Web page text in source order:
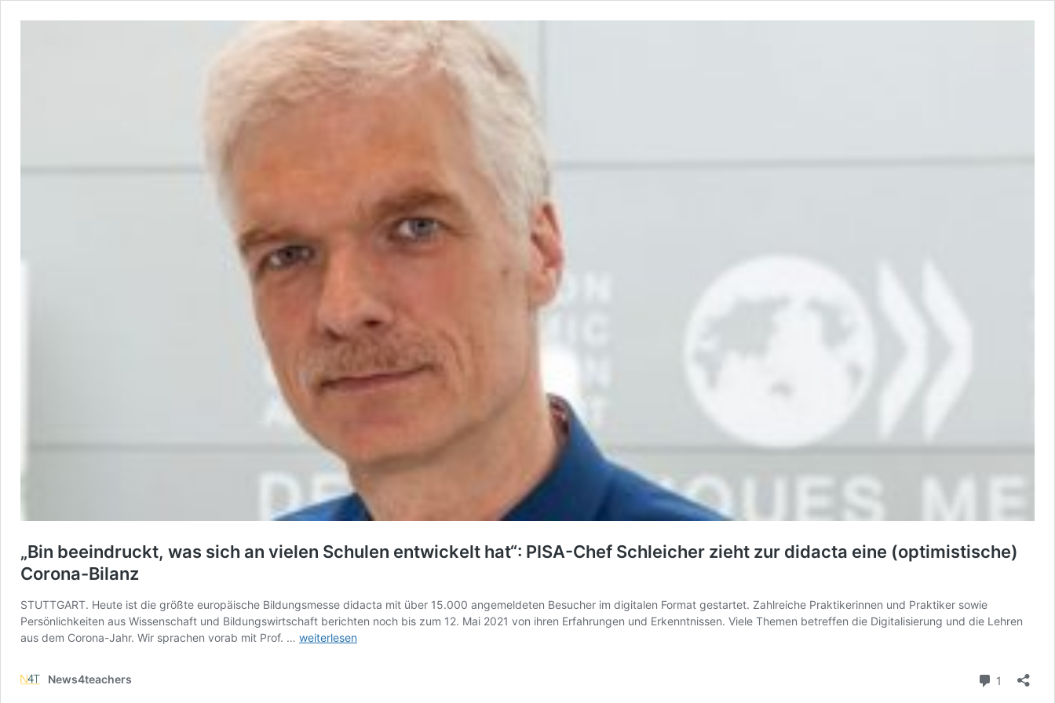
„Bin beeindruckt, was sich an vielen Schulen entwickelt hat“: PISA-Chef Schleicher zieht zur didacta eine (optimistische)
Corona-Bilanz
STUTTGART. Heute ist die größte europäische Bildungsmesse didacta mit über 15.000 angemeldeten Besucher im digitalen Format gestartet. Zahlreiche Praktikerinnen und Praktiker sowie
Persönlichkeiten aus Wissenschaft und Bildungswirtschaft berichten noch bis zum 12. Mai 2021 von ihren Erfahrungen und Erkenntnissen. Viele Themen betreffen die Digitalisierung und die Lehren
aus dem Corona-Jahr. Wir sprachen vorab mit Prof. … „Bin
weiterlesen
News4teachers 1